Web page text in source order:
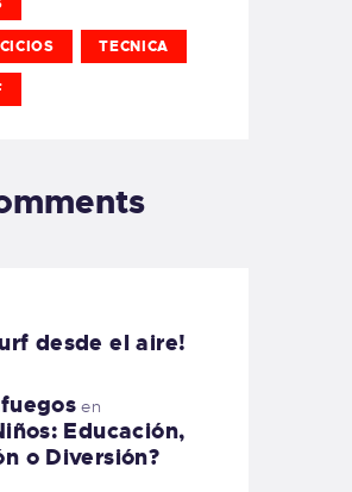
TECNICA
desde el aire!
en
Educación,
o Diversión?